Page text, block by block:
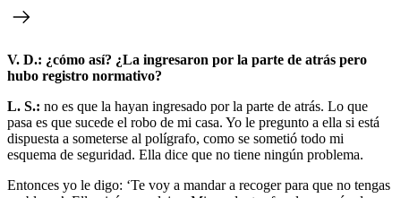
V. D.: ¿cómo así? ¿La ingresaron por la parte de atrás pero
hubo registro normativo?
L. S.: no es que la hayan ingresado por la parte de atrás. Lo que
pasa es que sucede el robo de mi casa. Yo le pregunto a ella si está
dispuesta a someterse al polígrafo, como se sometió todo mi
esquema de seguridad. Ella dice que no tiene ningún problema.
Entonces yo le digo: ‘Te voy a mandar a recoger para que no tengas